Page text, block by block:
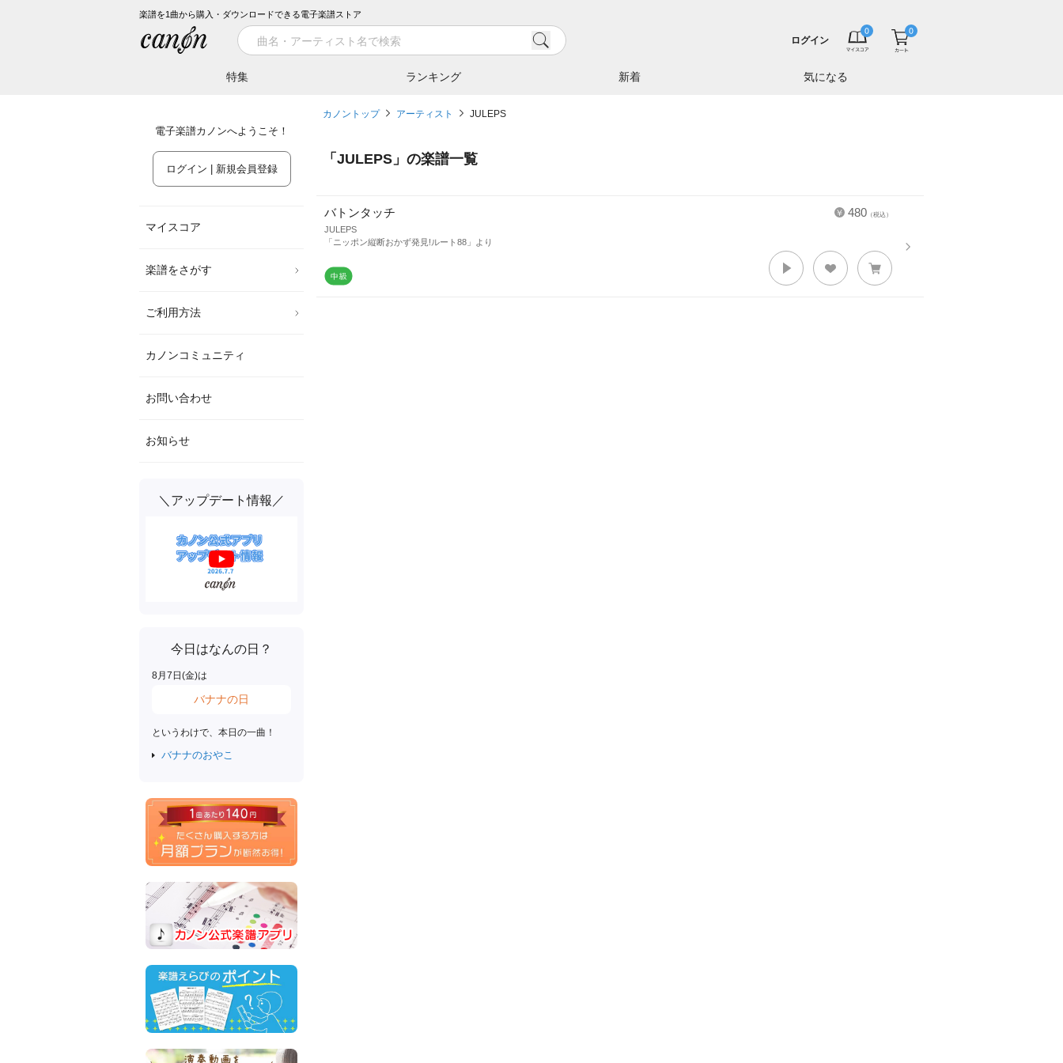
楽譜を1曲から購入・ダウンロードできる電子楽譜ストア
特集 ランキング 新着 気になる
ログイン
電子楽譜カノンへようこそ！
ログイン | 新規会員登録
マイスコア
楽譜をさがす
ご利用方法
カノンコミュニティ
お問い合わせ
お知らせ
＼アップデート情報／
今日はなんの日？
8月 7 日(金)は
バナナの日
というわけで、本日の一曲！
バナナのおやこ
カノントップ アーティスト JULEPS
「 JULEPS 」の楽譜一覧
480 （税込）
バトンタッチ
JULEPS
「ニッポン縦断おかず発見!ルート88」より